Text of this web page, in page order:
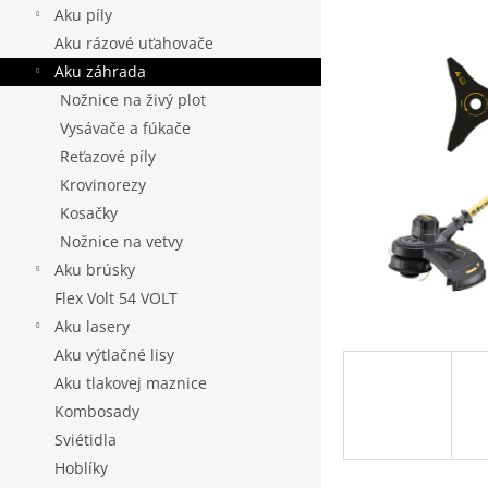
Aku píly
Aku rázové uťahovače
Aku záhrada
Nožnice na živý plot
Vysávače a fúkače
Reťazové píly
Krovinorezy
Kosačky
Nožnice na vetvy
Aku brúsky
Flex Volt 54 VOLT
Aku lasery
Aku výtlačné lisy
Aku tlakovej maznice
Kombosady
Sviétidla
Hoblíky